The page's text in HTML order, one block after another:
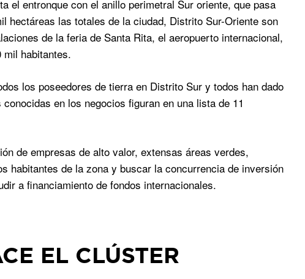
el entronque con el anillo perimetral Sur oriente, que pasa
hectáreas las totales de la ciudad, Distrito Sur-Oriente son
de la feria de Santa Rita, el aeropuerto internacional,
habitantes.
los poseedores de tierra en Distrito Sur y todos han dado
en los negocios figuran en una lista de 11
de empresas de alto valor, extensas áreas verdes,
habitantes de la zona y buscar la concurrencia de inversión
a financiamiento de fondos internacionales.
EL CLÚSTER